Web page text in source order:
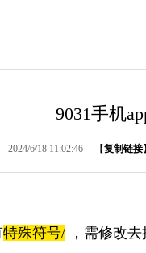
9031手机
2024/6/18 11:02:46 【复制链接
特殊符号/ ，需修改去